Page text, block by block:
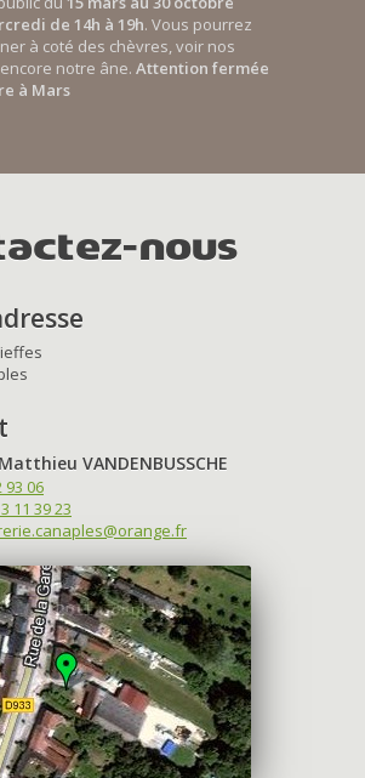
de 14h à 19h. Vous pourrez
à coté des chèvres, voir nos
notre âne. Attention fermée
à Mars
nous
VANDENBUSSCHE
93 06
11 39 23